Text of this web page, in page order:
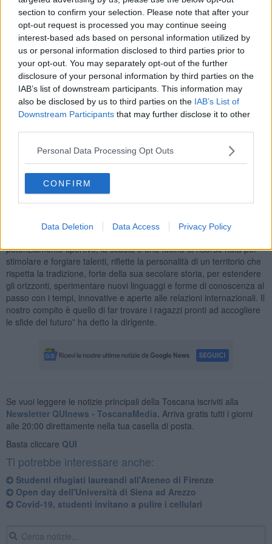
section to confirm your selection. Please note that after your
opt-out request is processed you may continue seeing
interest-based ads based on personal information utilized by
us or personal information disclosed to third parties prior to
your opt-out. You may separately opt-out of the further
disclosure of your personal information by third parties on the
IAB’s list of downstream participants. This information may
also be disclosed by us to third parties on the IAB’s List of
Downstream Participants that may further disclose it to other
Personal Data Processing Opt Outs
CONFIRM
Data Deletion Data Access Privacy Policy
formativi e didattici legati alla lingua ingleseal fianco di
insegnanti madrelingua, seguendo il programma dei coetanei in
Gran Bretagna incentrato sull’apprendimento di tre materie:
matematica, scienze e inglese.
“Considerate le peculiarità di questo bellissimo territorio, il Chianti,
e la sua identità di comunità accogliente e fruita da visitatori e
turisti, il mio obiettivo è quello di internazionalizzare la scuola - ha
spiegato la dirigente scolasticaFrancesca Ortenzi– e offrire
un’opportunità di formazione specialistica agli studenti che
potranno, una volta superato l’esame, vantare una certificazione
della lingua inglese nella fascia pomeridiana ed è articolato su 4
ore settimanali”.
ulteriore salto di qualità che vedrebbe la Giovanni da Verrazzano
potenziamento sportivo, la scuola è una fucina di risorse nata per
stimolare e forgiare talenti, riflette la personalità di un territorio che
rispetta la tradizione, forte della sua secolare storia, per estendere
gli orizzonti, sperimentare nuovi linguaggi e forme di conoscenza al
passo con i tempi, innovative e aperte alle relazioni internazionali. Il
nostro compito è quello di far trovare i ragazzi pronti ad accogliere
le sfide del futuro” ha detto la dirigente.
Se vuoi leggere le notizie principali della Toscana iscriviti alla
Newsletter QUInews - ToscanaMedia. Arriva gratis tutti i giorni
alle 20:00 direttamente nella tua casella di posta.
Basta cliccare QUI
Ti potrebbe interessare anche:
Studenti rifugiati laureandi all'Ateneo di Firenze
Open day dell'Università di Siena ad Arezzo
Covid-19, studenti invitano a pulire i cellulari